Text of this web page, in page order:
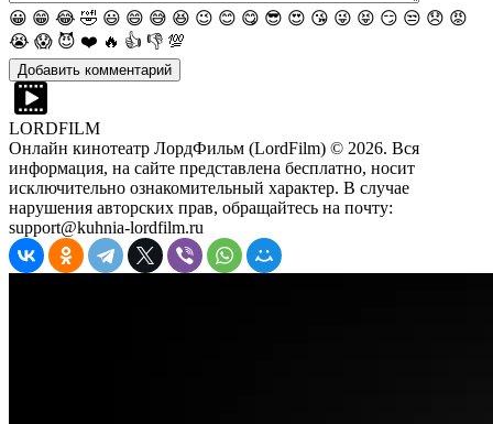
😀 😁 😂 🤣 😃 😄 😅 😆 😉 😊 😋 😎 😍 😘 😜 😝 😏 😒 😞 😡
😭 😱 😈 ❤️ 🔥 👍 👎 💯
LORDFILM
Онлайн кинотеатр ЛордФильм (LordFilm) © 2026. Вся
информация, на сайте представлена бесплатно, носит
исключительно ознакомительный характер. В случае
нарушения авторских прав, обращайтесь на почту:
support@kuhnia-lordfilm.ru